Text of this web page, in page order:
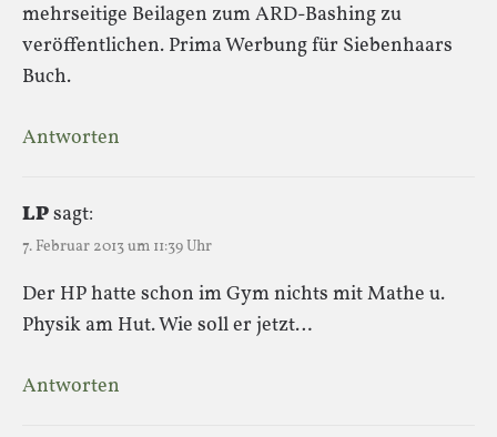
mehrseitige Beilagen zum ARD-Bashing zu
veröffentlichen. Prima Werbung für Siebenhaars
Buch.
Antworten
LPsagt:
7. Februar 2013 um 11:39 Uhr
Der HP hatte schon im Gym nichts mit Mathe u.
Physik am Hut. Wie soll er jetzt…
Antworten